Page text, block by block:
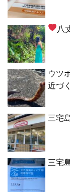
八
ウツ
近づ
三宅
三宅